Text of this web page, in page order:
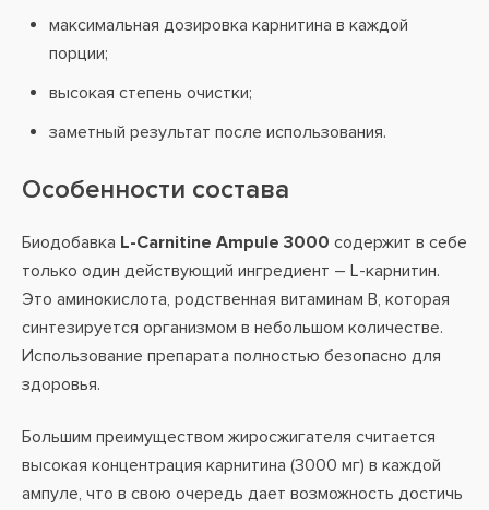
максимальная дозировка карнитина в каждой
порции;
высокая степень очистки;
заметный результат после использования.
Особенности состава
Биодобавка L-Carnitine Ampule 3000 содержит в себе
только один действующий ингредиент – L-карнитин.
Это аминокислота, родственная витаминам B, которая
синтезируется организмом в небольшом количестве.
Использование препарата полностью безопасно для
здоровья.
Большим преимуществом жиросжигателя считается
высокая концентрация карнитина (3000 мг) в каждой
ампуле, что в свою очередь дает возможность достичь